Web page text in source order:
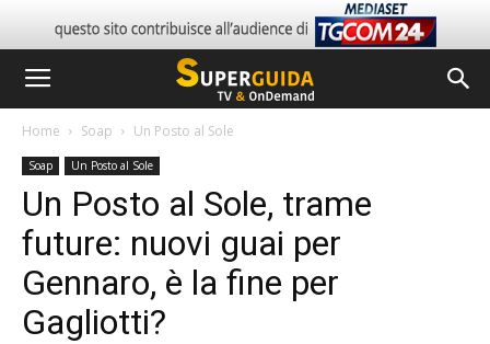
Home Soap Un Posto al Sole
Soap Un Posto al Sole
Un Posto al Sole, trame
future: nuovi guai per
Gennaro, è la fine per
Gagliotti?